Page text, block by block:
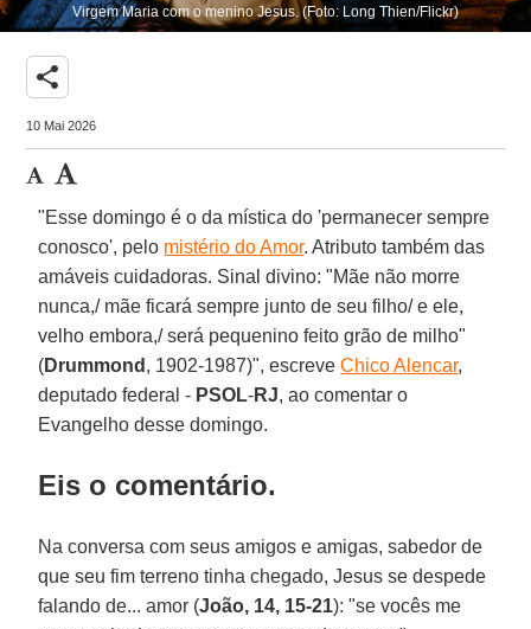
Virgem Maria com o menino Jesus. (Foto: Long Thien/Flickr)
share
10 Mai 2026
"Esse domingo é o da mística do 'permanecer sempre
conosco', pelo mistério do Amor. Atributo também das
amáveis cuidadoras. Sinal divino: "Mãe não morre
nunca,/ mãe ficará sempre junto de seu filho/ e ele,
velho embora,/ será pequenino feito grão de milho"
(Drummond , 1902-1987)", escreveChico Alencar,
deputado federal - PSOL-RJ, ao comentar o
Evangelho desse domingo.
Eis o comentário.
Na conversa com seus amigos e amigas, sabedor de
que seu fim terreno tinha chegado, Jesus se despede
falando de... amor (João, 14, 15-21): "se vocês me